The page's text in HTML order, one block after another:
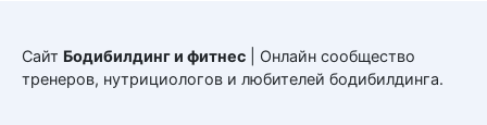
Сайт Бодибилдинг и фитнес | Онлайн сообщество
тренеров, нутрициологов и любителей бодибилдинга.